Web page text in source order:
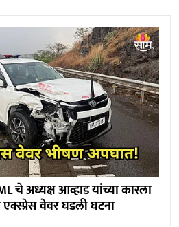
चे अध्यक्ष आव्हाड यांच्या कारला
वेवर घडली घटना